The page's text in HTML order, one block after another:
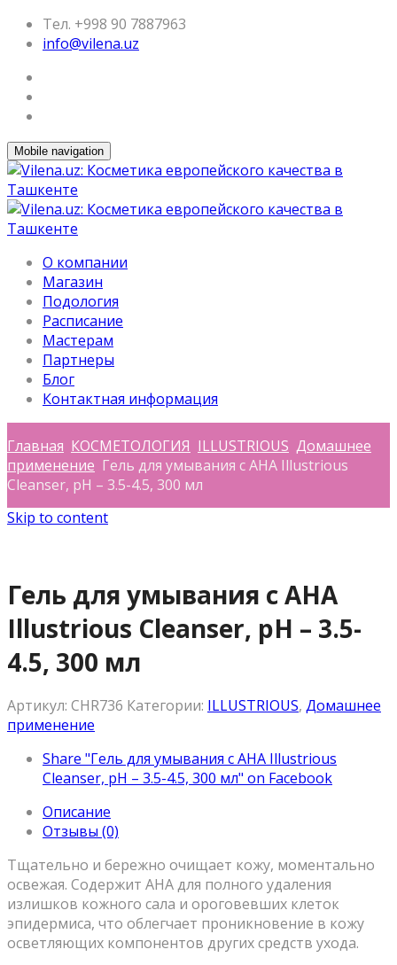
Тел. +998 90 7887963
info@vilena.uz
Mobile navigation
О компании
Магазин
Подология
Расписание
Мастерам
Партнеры
Блог
Контактная информация
Главная КОСМЕТОЛОГИЯ ILLUSTRIOUS Домашнее
применение Гель для умывания с АНА Illustrious
Cleanser, рН – 3.5-4.5, 300 мл
Skip to content
Гель для умывания с АНА
Illustrious Cleanser, рН – 3.5-
4.5, 300 мл
Артикул: CHR736 Категории: ILLUSTRIOUS, Домашнее
применение
Share "Гель для умывания с АНА Illustrious
Cleanser, рН – 3.5-4.5, 300 мл" on Facebook
Описание
Отзывы (0)
Тщательно и бережно очищает кожу, моментально
освежая. Содержит АНА для полного удаления
излишков кожного сала и ороговевших клеток
эпидермиса, что облегчает проникновение в кожу
осветляющих компонентов других средств ухода.